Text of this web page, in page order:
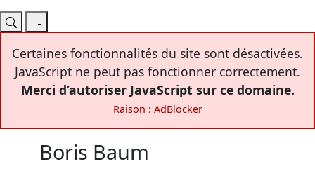
Certaines fonctionnalités du site sont désactivées.
JavaScript ne peut pas fonctionner correctement.
Merci d’autoriser JavaScript sur ce domaine.
Raison : AdBlocker
Boris Baum